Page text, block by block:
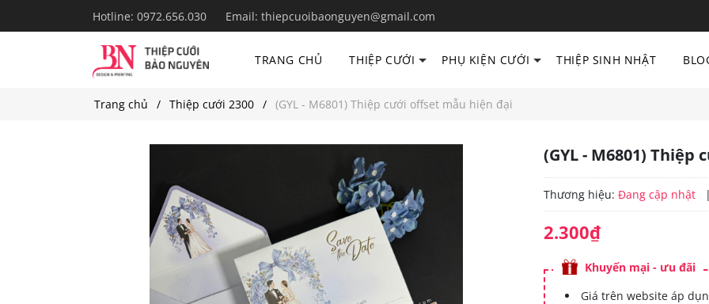
Hotline: 0972.656.030 Email: thiepcuoibaonguyen@gmail.com
TRANG CHỦ THIỆP CƯỚI PHỤ KIỆN CƯỚI THIỆP SINH NHẬT
Trang chủ Thiệp cưới 2300 (GYL - M6801) Thiệp cưới offset mẫu hiện đại
(GYL - M6801)
Thương hiệu: Đang cập nhật
2.300₫
Khuyến mại - ưu đãi
Giá trên website áp